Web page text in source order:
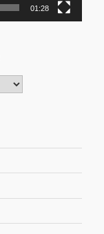
01:28